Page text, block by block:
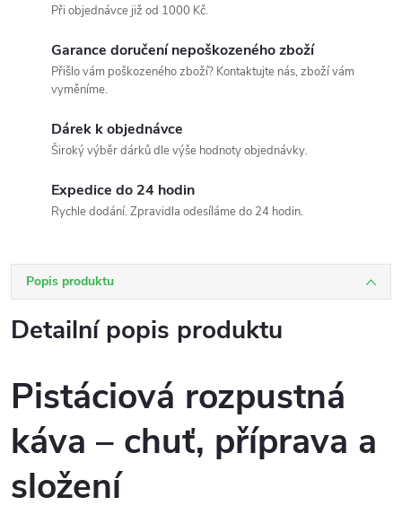
Při objednávce již od 1000 Kč.
Garance doručení nepoškozeného zboží
Přišlo vám poškozeného zboží? Kontaktujte nás, zboží vám
vyměníme.
Dárek k objednávce
Široký výběr dárků dle výše hodnoty objednávky.
Expedice do 24 hodin
Rychle dodání. Zpravidla odesíláme do 24 hodin.
Popis produktu
Detailní popis produktu
Pistáciová rozpustná
káva – chuť, příprava a
složení